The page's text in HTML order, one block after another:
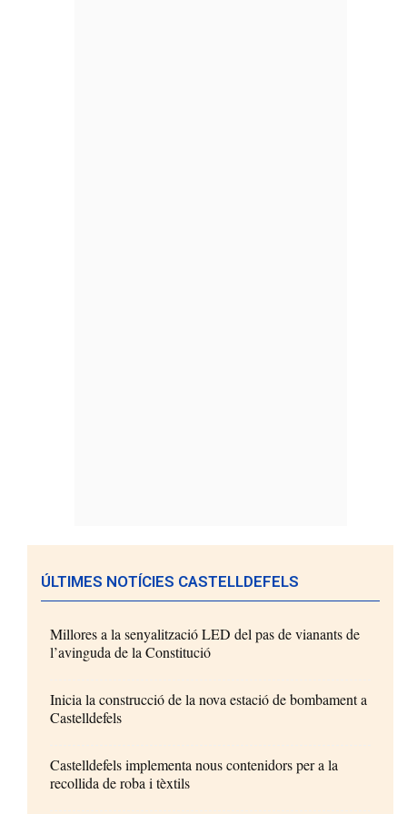
ÚLTIMES NOTÍCIES CASTELLDEFELS
Millores a la senyalització LED del pas de vianants de
l’avinguda de la Constitució
Inicia la construcció de la nova estació de bombament a
Castelldefels
Castelldefels implementa nous contenidors per a la
recollida de roba i tèxtils